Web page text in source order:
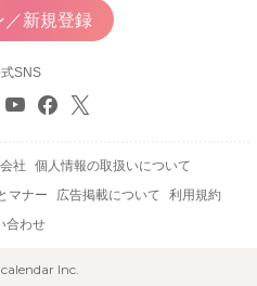
／新規登録
SNS
社
個人情報の取扱いについて
マナー 広告掲載について
利用規約
合わせ
Inc.